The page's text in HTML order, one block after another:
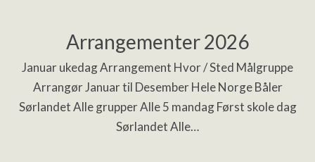
Arrangementer 2026
Januar ukedag Arrangement Hvor / Sted Målgruppe
Arrangør Januar til Desember Hele Norge Båler
Sørlandet Alle grupper Alle 5 mandag Først skole dag
Sørlandet Alle…